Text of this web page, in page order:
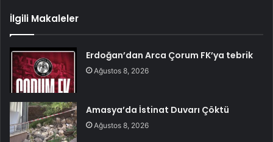
İlgili Makaleler
Erdoğan’dan Arca Çorum FK’ya tebrik
Ağustos 8, 2026
Amasya’da İstinat Duvarı Çöktü
Ağustos 8, 2026